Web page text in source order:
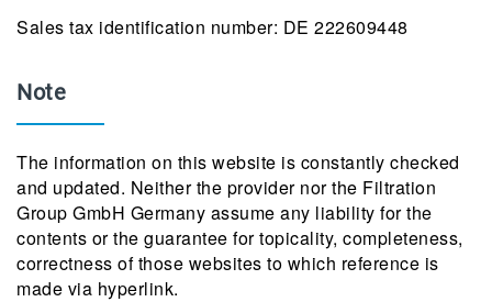
Sales tax identification number: DE 222609448
Note
The information on this website is constantly checked
and updated. Neither the provider nor the Filtration
Group GmbH Germany assume any liability for the
contents or the guarantee for topicality, completeness,
correctness of those websites to which reference is
made via hyperlink.